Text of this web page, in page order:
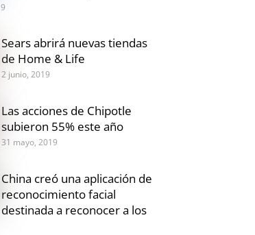
Sears abrirá nuevas tiendas
de Home & Life
2 junio, 2019
Las acciones de Chipotle
subieron 55% este año
31 mayo, 2019
China creó una aplicación de
reconocimiento facial
destinada a reconocer a los